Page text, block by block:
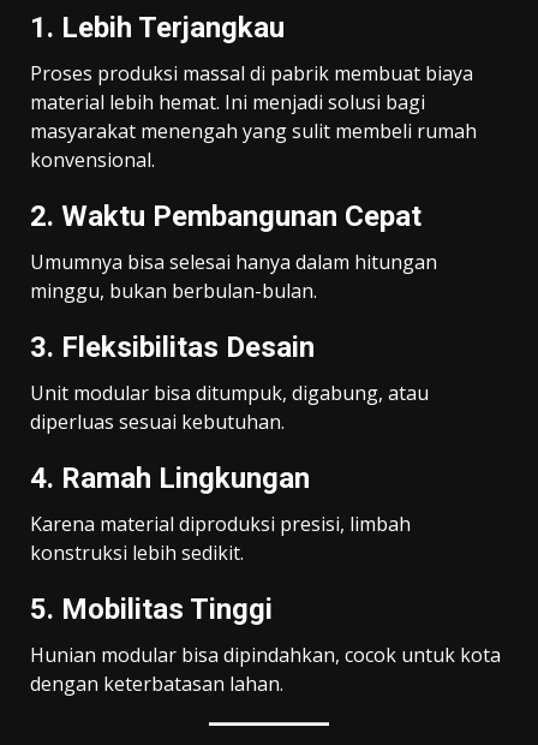
1. Lebih Terjangkau
Proses produksi massal di pabrik membuat biaya
material lebih hemat. Ini menjadi solusi bagi
masyarakat menengah yang sulit membeli rumah
konvensional.
2. Waktu Pembangunan Cepat
Umumnya bisa selesai hanya dalam hitungan
minggu, bukan berbulan-bulan.
3. Fleksibilitas Desain
Unit modular bisa ditumpuk, digabung, atau
diperluas sesuai kebutuhan.
4. Ramah Lingkungan
Karena material diproduksi presisi, limbah
konstruksi lebih sedikit.
5. Mobilitas Tinggi
Hunian modular bisa dipindahkan, cocok untuk kota
dengan keterbatasan lahan.